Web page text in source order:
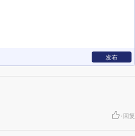
发布
· 回复